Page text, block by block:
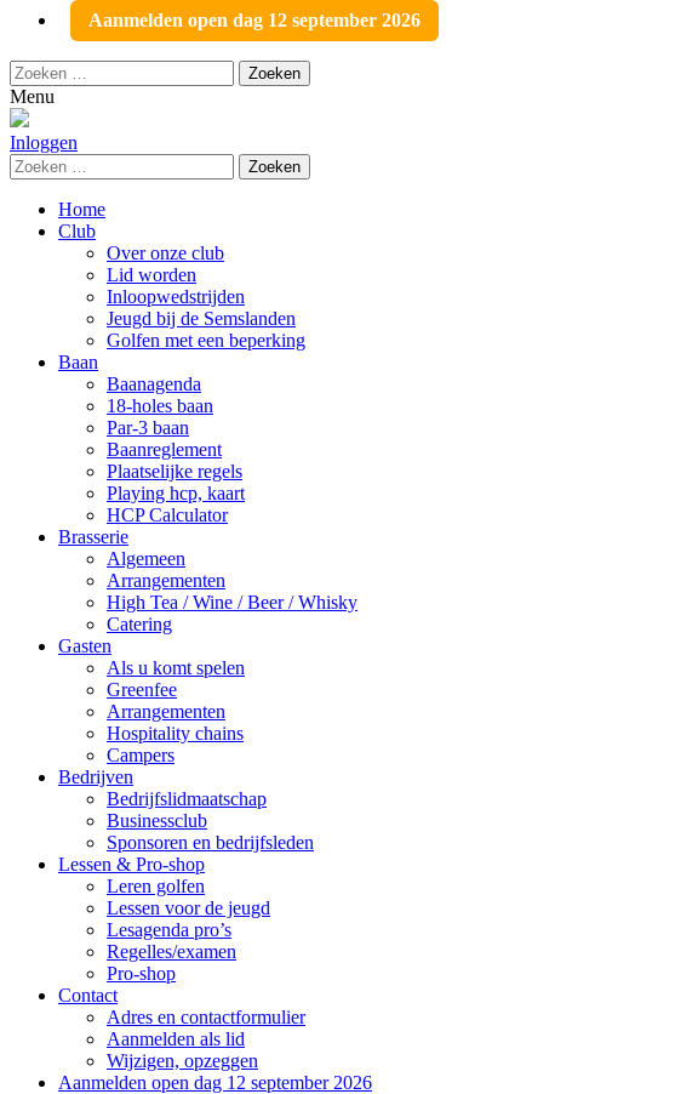
Aanmelden open dag 12 september 2026
Zoeken
naar:
Menu
Inloggen
Zoeken
naar:
Home
Club
Over onze club
Lid worden
Inloopwedstrijden
Jeugd bij de Semslanden
Golfen met een beperking
Baan
Baanagenda
18-holes baan
Par-3 baan
Baanreglement
Plaatselijke regels
Playing hcp, kaart
HCP Calculator
Brasserie
Algemeen
Arrangementen
High Tea / Wine / Beer / Whisky
Catering
Gasten
Als u komt spelen
Greenfee
Arrangementen
Hospitality chains
Campers
Bedrijven
Bedrijfslidmaatschap
Businessclub
Sponsoren en bedrijfsleden
Lessen & Pro-shop
Leren golfen
Lessen voor de jeugd
Lesagenda pro’s
Regelles/examen
Pro-shop
Contact
Adres en contactformulier
Aanmelden als lid
Wijzigen, opzeggen
Aanmelden open dag 12 september 2026